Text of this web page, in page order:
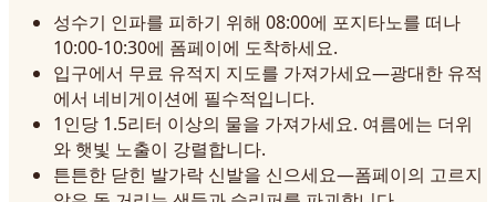
성수기 인파를 피하기 위해 08:00에 포지타노를 떠나
10:00-10:30에 폼페이에 도착하세요.
입구에서 무료 유적지 지도를 가져가세요—광대한 유적
에서 네비게이션에 필수적입니다.
1인당 1.5리터 이상의 물을 가져가세요. 여름에는 더위
와 햇빛 노출이 강렬합니다.
튼튼한 닫힌 발가락 신발을 신으세요—폼페이의 고르지